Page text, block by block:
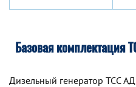
Базовая
Дизельный генератор TCC